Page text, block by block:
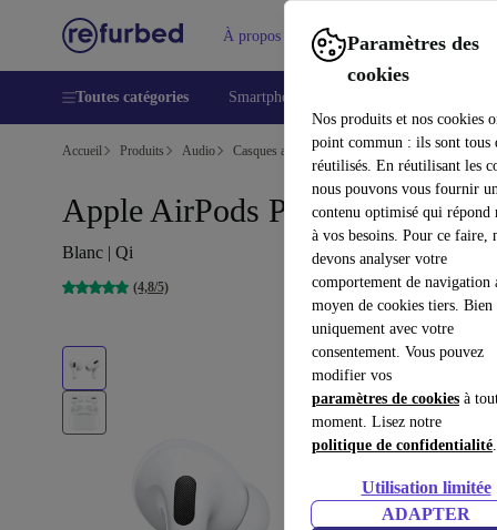
Paramètres des
cookies
Nos produits et nos cookies
point commun : ils sont tous
réutilisés. En réutilisant les
nous pouvons vous fournir
contenu optimisé qui répond
à vos besoins. Pour ce faire,
devons analyser votre
comportement de navigation
moyen de cookies tiers. Bien
uniquement avec votre
consentement. Vous pouvez
modifier vos
paramètres de cookies à
moment. Lisez notre
politique de confidentialité.
Utilisation limitée
ADAPTER
À propos Aide
Toutes catégories Smartphones
Accueil Produits Audio Casques audio
Apple AirPods Pro 1
Blanc | Qi
(4,8/5)